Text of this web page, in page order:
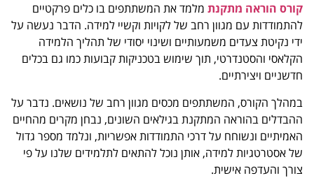
קורס הוראה מתקנת מלמד את המשתתפים בו כלים פרקטיים
להתמודדות עם מגוון רחב של לקויות וקשיי למידה. הדבר נעשה על
ידי נקיטת צעדים משמעותיים ושינוי יסודי של תהליך הלמידה
הקלאסי והסטנדרטי, תוך שימוש בטכניקות קבועות כמו גם בכלים
חדשניים ויצירתיים.
במהלך הקורס, המשתתפים מכסים מגוון רחב של נושאים. נדבר על
ההבדלים בהוראה המתקנת בגילאים השונים, נבחן מקרים מהחיים
האמיתיים ונשוחח על דרכי התמודדות אפשריות, ונלמד מספר גדול
של אסטרטגיות למידה, אותן נוכל להתאים לתלמידים שלנו על פי
צורך והעדפה אישית.